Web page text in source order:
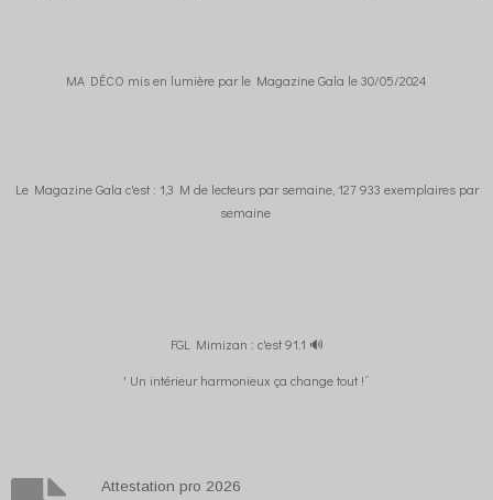
MA DÉCO mis en lumière par le Magazine Gala le 30/05/2024
Le Magazine Gala c'est : 1,3 M de lecteurs par semaine, 127 933 exemplaires par
semaine
FGL Mimizan : c'est 91.1 🔊
' Un intérieur harmonieux ça change tout !´
Attestation pro 2026